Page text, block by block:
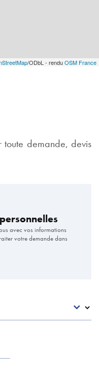
/ODbL - renduOSM France
toute demande, devis
avec vos informations
votre demande dans